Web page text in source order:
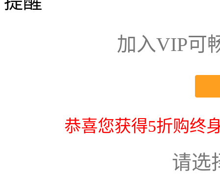
加入VIP可
恭喜您获得5折购终
请选